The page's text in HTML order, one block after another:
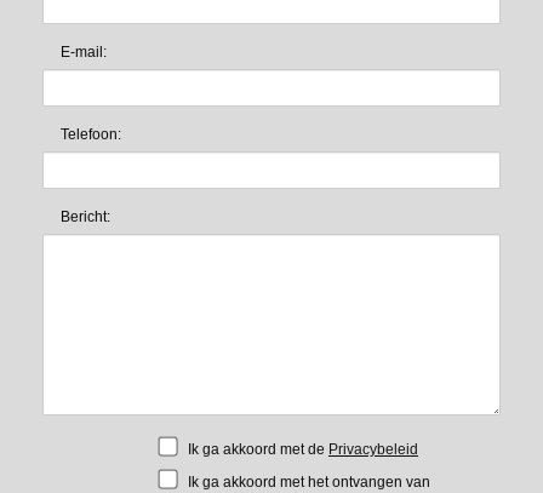
E-mail:
Telefoon:
Bericht:
Ik ga akkoord met de Privacybeleid
Ik ga akkoord met het ontvangen van